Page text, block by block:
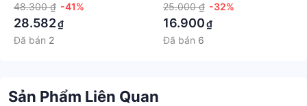
đơn hàng giao từ nước ngoài có giá trị trên 1 triệu
đồng).....
48.300 ₫ -41%
28.582₫
Đã bán 2
Điện Thoại
25.000 ₫ -32%
16.900₫
Đã bán 6
Sản Phẩm Liên Quan